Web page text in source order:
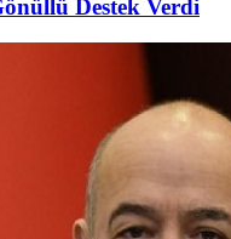
Destek Verdi